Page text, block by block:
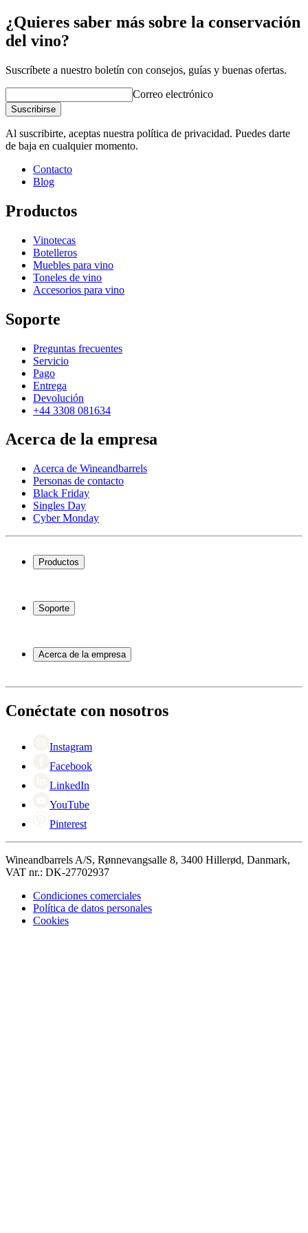
¿Quieres saber más sobre la conservación
del vino?
Suscríbete a nuestro boletín con consejos, guías y buenas ofertas.
Correo electrónico
Suscribirse
Al suscribirte, aceptas nuestra política de privacidad. Puedes darte
de baja en cualquier momento.
Contacto
Blog
Productos
Vinotecas
Botelleros
Muebles para vino
Toneles de vino
Accesorios para vino
Soporte
Preguntas frecuentes
Servicio
Pago
Entrega
Devolución
+44 3308 081634
Acerca de la empresa
Acerca de Wineandbarrels
Personas de contacto
Black Friday
Singles Day
Cyber Monday
Productos
Botelleros
Muebles para vino
Soporte
Servicio
Pago
Devolución
Acerca de la empresa
Black Friday
Singles Day
Conéctate con nosotros
Instagram
Facebook
LinkedIn
YouTube
Pinterest
Wineandbarrels A/S, Rønnevangsalle 8, 3400 Hillerød, Danmark,
VAT nr.: DK-27702937
Condiciones comerciales
Política de datos personales
Cookies